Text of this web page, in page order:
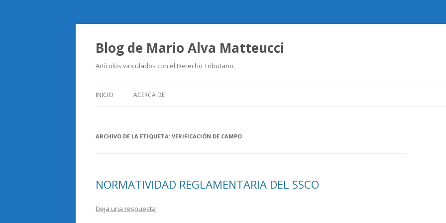
Blog de Mario Alva Matteucci
Artículos vinculados con el Derecho Tributario.
INICIO ACERCA DE
ARCHIVO DE LA ETIQUETA: VERIFICACIÓN DE CAMPO
NORMATIVIDAD REGLAMENTARIA DEL SSCO
Deja una respuesta